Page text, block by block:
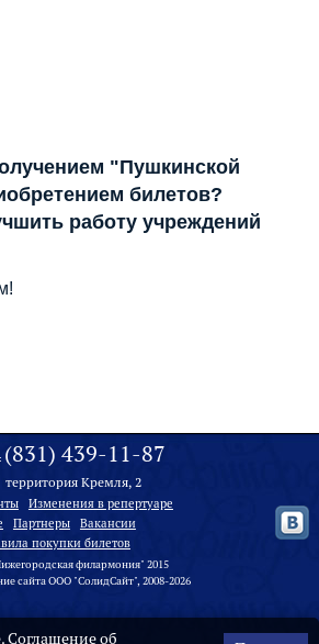
"Пушкинской
билетов?
работу учреждений
(831) 439-11-87
территория Кремля, 2
Изменения в репертуаре
Партнеры
Вакансии
покупки билетов
филармония" 2015
сайтаООО "СолидСайт", 2008-2026
Соглашение об